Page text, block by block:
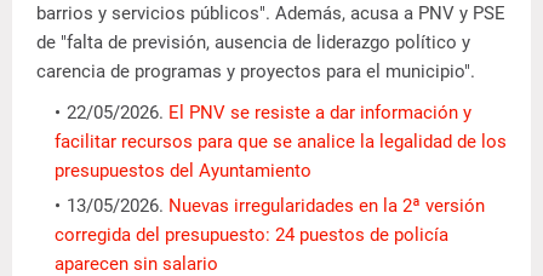
barrios y servicios públicos". Además, acusa a PNV y PSE
de "falta de previsión, ausencia de liderazgo político y
carencia de programas y proyectos para el municipio".
22/05/2026. El PNV se resiste a dar información y
facilitar recursos para que se analice la legalidad de los
presupuestos del Ayuntamiento
13/05/2026. Nuevas irregularidades en la 2ª versión
corregida del presupuesto: 24 puestos de policía
aparecen sin salario